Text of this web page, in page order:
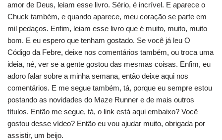
amor de Deus, leiam esse livro. Sério, é incrível. E aparece o
Chuck também, e quando aparece, meu coração se parte em
mil pedaços. Enfim, leiam esse livro que é muito, muito, muito
bom. E eu espero que tenham gostado. Se você já leu O
Código da Febre, deixe nos comentários também, ou troca uma
ideia, né, ver se a gente gostou das mesmas coisas. Enfim, eu
adoro falar sobre a minha semana, então deixe aqui nos
comentários. E me segue também, tá, porque eu sempre estou
postando as novidades do Maze Runner e de mais outros
títulos. Então me segue, tá, o link está aqui embaixo? Você
gostou desse vídeo? Então eu vou ajudar muito, obrigada por
assistir, um beijo.